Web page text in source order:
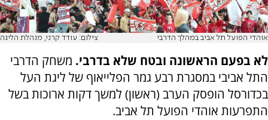
אוהדי הפועל תל אביב במהלך הדרבי צילום: עודד קרני, מנהלת הליגה
לא בפעם הראשונה ובטח שלא בדרבי. משחק הדרבי
התל אביבי במסגרת רבע גמר הפלייאוף של ליגת העל
בכדורסל הופסק הערב (ראשון) למשך דקות ארוכות בשל
התפרעות אוהדי הפועל תל אביב.